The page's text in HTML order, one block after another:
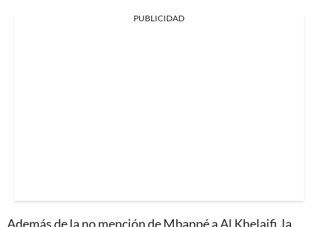
PUBLICIDAD
Además de la no mención de Mbappé a Al Khelaifi, la